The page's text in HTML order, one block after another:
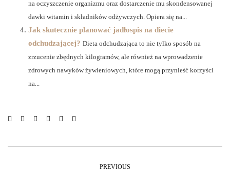
na oczyszczenie organizmu oraz dostarczenie mu skondensowanej
dawki witamin i składników odżywczych. Opiera się na...
Jak skutecznie planować jadłospis na diecie
odchudzającej? Dieta odchudzająca to nie tylko sposób na
zrzucenie zbędnych kilogramów, ale również na wprowadzenie
zdrowych nawyków żywieniowych, które mogą przynieść korzyści
na...
PREVIOUS